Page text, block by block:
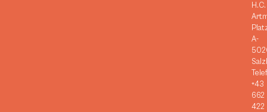
H.C.
A-
+43
662
422